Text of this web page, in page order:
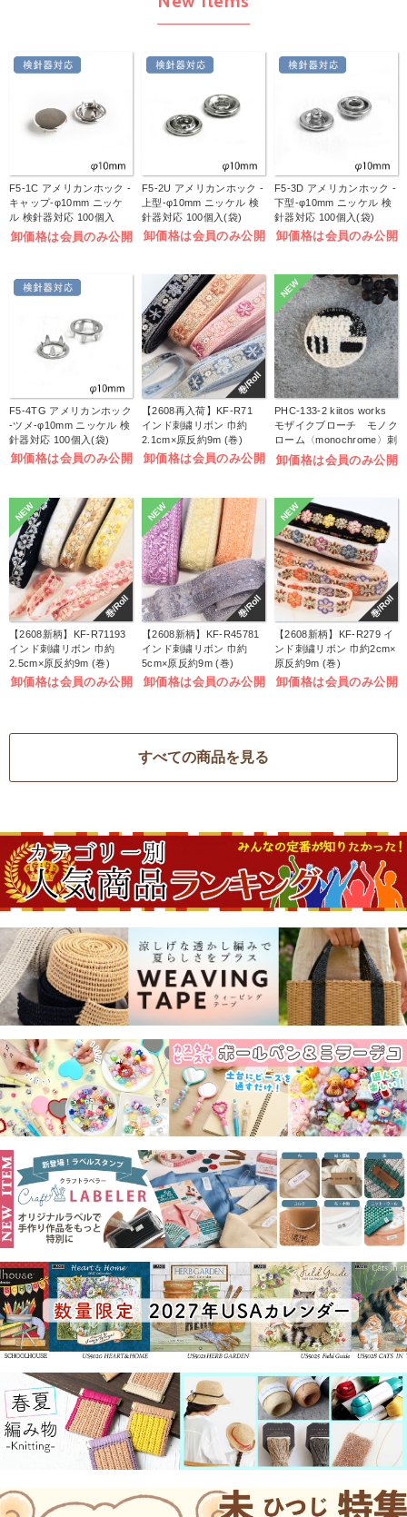
F5-1C アメリカンホック -
キャップ-φ10mm ニッケ
ル 検針器対応 100個入
(袋)
卸価格は会員のみ公開
F5-2U アメリカンホック -
上型-φ10mm ニッケル 検
針器対応 100個入(袋)
卸価格は会員のみ公開
F5-3D アメリカンホック -
下型-φ10mm ニッケル 検
針器対応 100個入(袋)
卸価格は会員のみ公開
F5-4TG アメリカンホック
-ツメ-φ10mm ニッケル 検
針器対応 100個入(袋)
卸価格は会員のみ公開
巻/Roll
【2608再入荷】KF-R71
インド刺繍リボン 巾約
2.1cm×原反約9m (巻)
卸価格は会員のみ公開
NEW
PHC-133-2 kiitos works
モザイクブローチ モノク
ローム〈monochrome〉刺
しゅうキット (袋)
卸価格は会員のみ公開
巻/Roll
NEW
【2608新柄】KF-R71193
インド刺繍リボン 巾約
2.5cm×原反約9m (巻)
卸価格は会員のみ公開
NEW
巻/Roll
【2608新柄】KF-R45781
インド刺繍リボン 巾約
5cm×原反約9m (巻)
卸価格は会員のみ公開
巻/Roll
NEW
【2608新柄】KF-R279 イ
ンド刺繍リボン 巾約2cm×
原反約9m (巻)
卸価格は会員のみ公開
すべての商品を見る